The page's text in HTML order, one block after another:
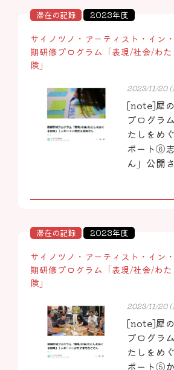
滞在の記録 2023年度
サイノツノ・アーティスト・イン
期研修プログラム「表現/社会/わ
険」
2023/11/20 (
[note]犀
プログラ
たしをめ
ポート⑥
ん」公開
滞在の記録 2023年度
サイノツノ・アーティスト・イン
期研修プログラム「表現/社会/わ
険」
2023/11/20 (
[note]犀
プログラ
たしをめ
ポート⑤